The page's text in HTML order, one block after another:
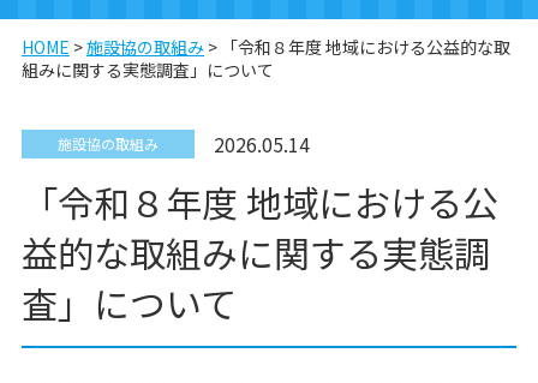
HOME >施設協の取組み> 「令和８年度 地域における公益的な取
組みに関する実態調査」について
施設協の取組み 2026.05.14
「令和８年度 地域における公
益的な取組みに関する実態調
査」について